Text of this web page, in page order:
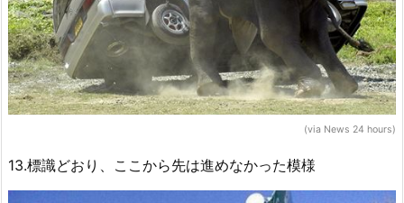
(via News 24 hours)
13.標識どおり、ここから先は進めなかった模様